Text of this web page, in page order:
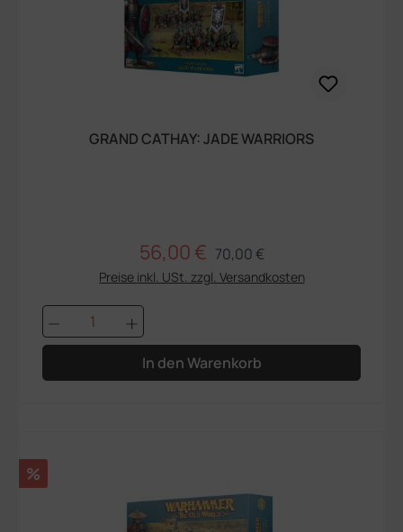
GRAND CATHAY: JADE WARRIORS
Verkaufspreis:
56,00 € Regulärer Preis:
70,00 €
Preise inkl. USt. zzgl. Versandkosten
Produkt Anzahl: Gib den
In den Warenkorb
Rabatt
%